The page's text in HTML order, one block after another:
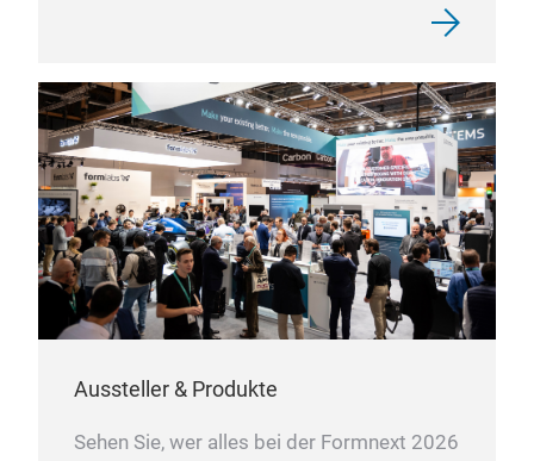
Aussteller & Produkte
Sehen Sie, wer alles bei der Formnext 2026